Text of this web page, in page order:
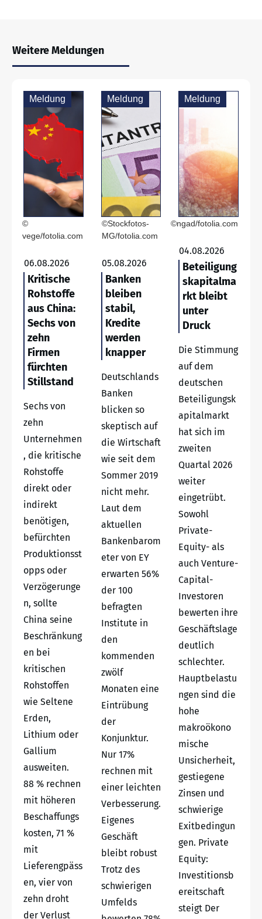
Weitere Meldungen
Meldung
©
vege/fotolia.com
06.08.2026
Kritische
Rohstoffe
aus China:
Sechs von
zehn
Firmen
fürchten
Stillstand
Sechs von
zehn
Unternehmen
, die kritische
Rohstoffe
direkt oder
indirekt
benötigen,
befürchten
Produktionsst
opps oder
Verzögerunge
n, sollte
China seine
Beschränkung
en bei
kritischen
Rohstoffen
wie Seltene
Erden,
Lithium oder
Gallium
ausweiten.
88 % rechnen
mit höheren
Beschaffungs
kosten, 71 %
mit
Lieferengpäss
en, vier von
zehn droht
der Verlust
Meldung
©Stockfotos-
MG/fotolia.com
05.08.2026
Banken
bleiben
stabil,
Kredite
werden
knapper
Deutschlands
Banken
blicken so
skeptisch auf
die Wirtschaft
wie seit dem
Sommer 2019
nicht mehr.
Laut dem
aktuellen
Bankenbarom
eter von EY
erwarten 56%
der 100
befragten
Institute in
den
kommenden
zwölf
Monaten eine
Eintrübung
der
Konjunktur.
Nur 17%
rechnen mit
einer leichten
Verbesserung.
Eigenes
Geschäft
bleibt robust
Trotz des
schwierigen
Umfelds
Meldung
©ngad/fotolia.com
04.08.2026
Beteiligung
skapitalma
rkt bleibt
unter
Druck
Die Stimmung
auf dem
deutschen
Beteiligungsk
apitalmarkt
hat sich im
zweiten
Quartal 2026
weiter
eingetrübt.
Sowohl
Private-
Equity- als
auch Venture-
Capital-
Investoren
bewerten ihre
Geschäftslage
deutlich
schlechter.
Hauptbelastu
ngen sind die
hohe
makroökono
mische
Unsicherheit,
gestiegene
Zinsen und
schwierige
Exitbedingun
gen. Private
Equity:
Investitionsb
ereitschaft
steigt Der